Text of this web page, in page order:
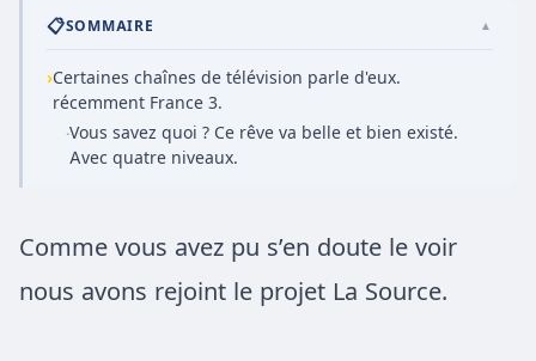
📋SOMMAIRE ▲
›Certaines chaînes de télévision parle d'eux.
récemment France 3.
·Vous savez quoi ? Ce rêve va belle et bien existé.
Avec quatre niveaux.
Comme vous avez pu s’en doute le voir
nous avons rejoint le projet La Source.